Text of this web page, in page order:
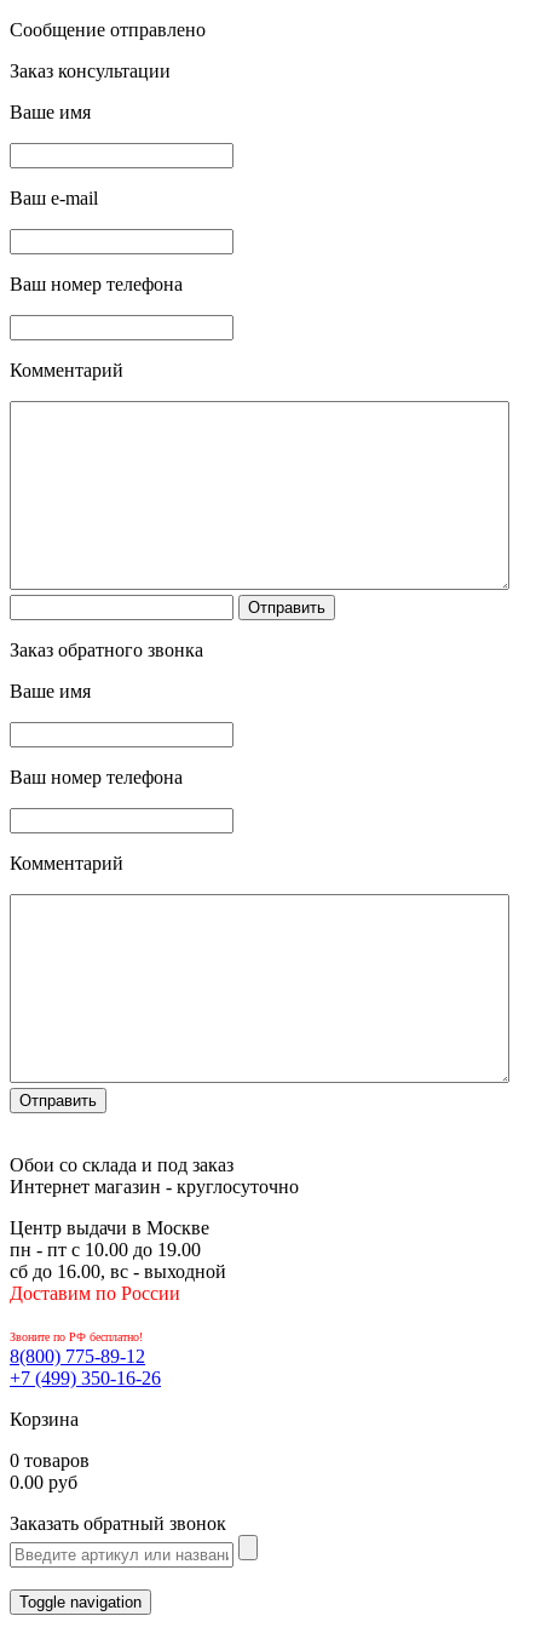
Сообщение отправлено
Заказ консультации
Ваше имя
Ваш e-mail
Ваш номер телефона
Комментарий
Заказ обратного звонка
Ваше имя
Ваш номер телефона
Комментарий
Обои со склада и под заказ
Интернет магазин - круглосуточно
Центр выдачи в Москве
пн - пт с 10.00 до 19.00
сб до 16.00, вс - выходной
Доставим по России
Звоните по РФ бесплатно!
8(800) 775-89-12
+7 (499) 350-16-26
Корзина
0 товаров
0.00 руб
Заказать обратный звонок
Toggle navigation